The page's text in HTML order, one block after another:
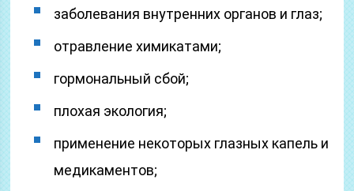
заболевания внутренних органов и глаз;
отравление химикатами;
гормональный сбой;
плохая экология;
применение некоторых глазных капель и
медикаментов;